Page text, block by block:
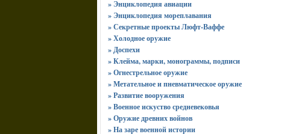
» Энциклопедия авиации
» Энциклопедия мореплавания
» Секретные проекты Люфт-Ваффе
» Холодное оружие
» Доспехи
» Клейма, марки, монограммы, подписи
» Огнестрельное оружие
» Метательное и пневматическое оружие
» Развитие вооружения
» Военное искуство средневековья
» Оружие древних войнов
» На заре военной истории